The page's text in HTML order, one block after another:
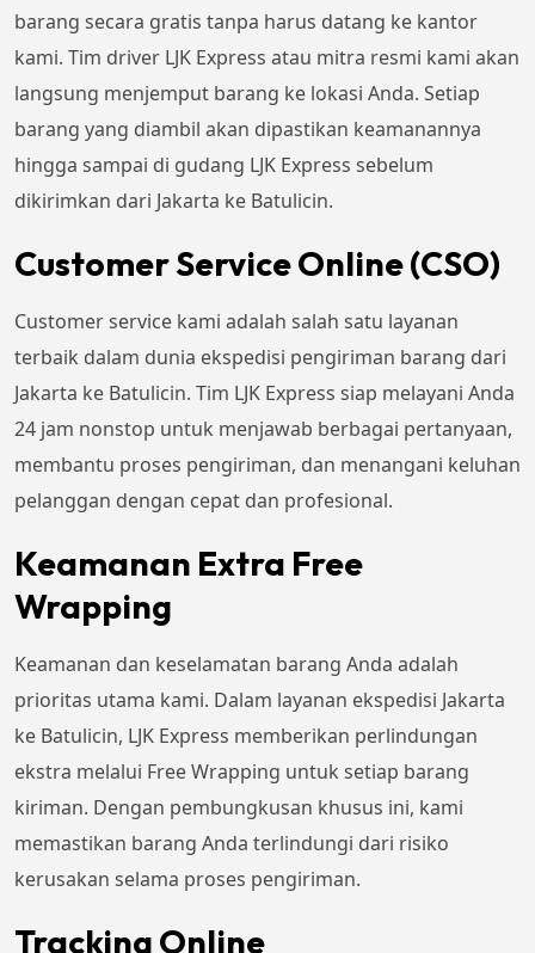
barang secara gratis tanpa harus datang ke kantor
kami. Tim driver LJK Express atau mitra resmi kami akan
langsung menjemput barang ke lokasi Anda. Setiap
barang yang diambil akan dipastikan keamanannya
hingga sampai di gudang LJK Express sebelum
dikirimkan dari Jakarta ke Batulicin.
Customer Service Online (CSO)
Customer service kami adalah salah satu layanan
terbaik dalam dunia ekspedisi pengiriman barang dari
Jakarta ke Batulicin. Tim LJK Express siap melayani Anda
24 jam nonstop untuk menjawab berbagai pertanyaan,
membantu proses pengiriman, dan menangani keluhan
pelanggan dengan cepat dan profesional.
Keamanan Extra Free
Wrapping
Keamanan dan keselamatan barang Anda adalah
prioritas utama kami. Dalam layanan ekspedisi Jakarta
ke Batulicin, LJK Express memberikan perlindungan
ekstra melalui Free Wrapping untuk setiap barang
kiriman. Dengan pembungkusan khusus ini, kami
memastikan barang Anda terlindungi dari risiko
kerusakan selama proses pengiriman.
Tracking Online